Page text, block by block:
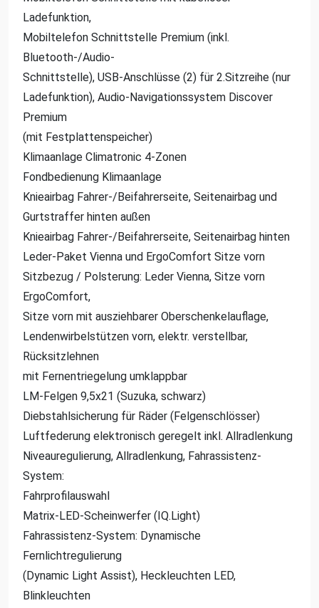
Ladefunktion,
Mobiltelefon Schnittstelle Premium (inkl.
Bluetooth-/Audio-
Schnittstelle), USB-Anschlüsse (2) für 2.Sitzreihe (nur
Ladefunktion), Audio-Navigationssystem Discover
Premium
(mit Festplattenspeicher)
Klimaanlage Climatronic 4-Zonen
Fondbedienung Klimaanlage
Knieairbag Fahrer-/Beifahrerseite, Seitenairbag und
Gurtstraffer hinten außen
Knieairbag Fahrer-/Beifahrerseite, Seitenairbag hinten
Leder-Paket Vienna und ErgoComfort Sitze vorn
Sitzbezug / Polsterung: Leder Vienna, Sitze vorn
ErgoComfort,
Sitze vorn mit ausziehbarer Oberschenkelauflage,
Lendenwirbelstützen vorn, elektr. verstellbar,
Rücksitzlehnen
mit Fernentriegelung umklappbar
LM-Felgen 9,5x21 (Suzuka, schwarz)
Diebstahlsicherung für Räder (Felgenschlösser)
Luftfederung elektronisch geregelt inkl. Allradlenkung
Niveauregulierung, Allradlenkung, Fahrassistenz-
System:
Fahrprofilauswahl
Matrix-LED-Scheinwerfer (IQ.Light)
Fahrassistenz-System: Dynamische
Fernlichtregulierung
(Dynamic Light Assist), Heckleuchten LED,
Blinkleuchten